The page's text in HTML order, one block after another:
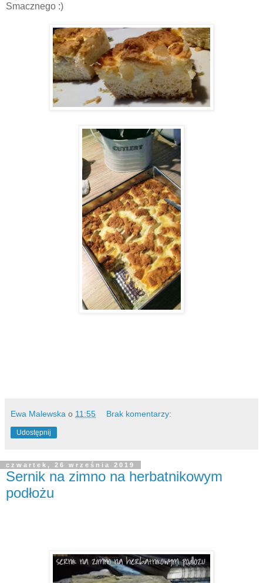
Smacznego :)
Ewa Malewska o 11:55 Brak komentarzy:
Udostępnij
czwartek, 26 września 2019
Sernik na zimno na herbatnikowym
podłożu